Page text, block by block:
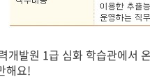
개발원 1급 심화 학습관에서
해요!